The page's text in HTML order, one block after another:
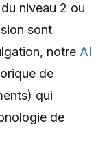
niveau 2 ou
sont
notre AI
de
qui
de